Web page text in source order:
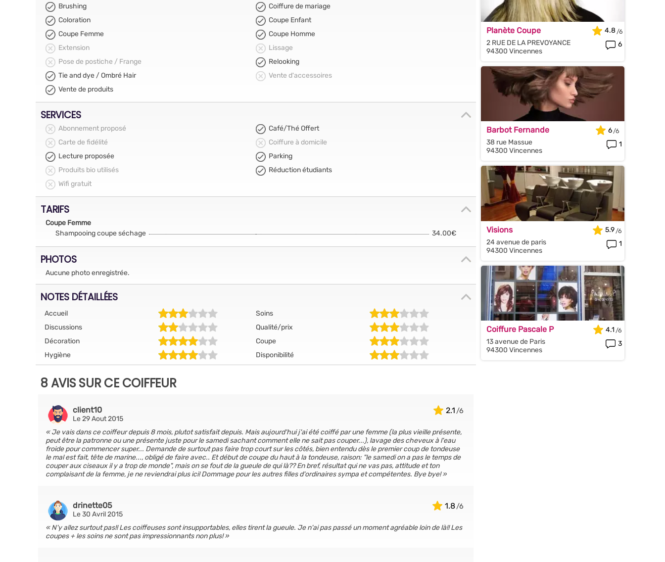
Brushing
Coiffure de mariage
Coloration
Coupe Enfant
Coupe Femme
Coupe Homme
Extension
Lissage
Pose de postiche / Frange
Relooking
Tie and dye / Ombré Hair
Vente d'accessoires
Vente de produits
SERVICES
Abonnement proposé
Café/Thé Offert
Carte de fidélité
Coiffure à domicile
Lecture proposée
Parking
Produits bio utilisés
Réduction étudiants
Wifi gratuit
TARIFS
Coupe Femme
Shampooing coupe séchage
34.00€
PHOTOS
Aucune photo enregistrée.
NOTES DÉTAILLÉES
Accueil
Soins
Discussions
Qualité/prix
Décoration
Coupe
Hygiène
Disponibilité
8 AVIS SUR CE COIFFEUR
2.1
client10
Le 29 Aout 2015
Je vais dans ce coiffeur depuis 8 mois, plutot satisfait depuis. Mais aujourd'hui j'ai été coiffé par une femme (la plus vieille présente,
peut être la patronne ou une présente juste pour le samedi sachant comment elle ne sait pas couper...), lavage des cheveux à l'eau
froide pour commencer super... Demande de surtout pas faire trop court sur les côtés, bien entendu dès le premier coup de tondeuse
le mal est fait, tête de marine..., obligé de faire avec.. Et début de coupe du haut à la tondeuse, raison: "le samedi on a pas le temps de
couper aux ciseaux il y a trop de monde", mais on se fout de la gueule de qui là?? En bref, résultat qui ne vas pas, attitude et ton
complaisant de la femme, je ne reviendrai plus ici! Dommage pour les autres filles d'ordinaires sympa et compétentes. Bye bye!
1.8
drinette05
Le 30 Avril 2015
N'y allez surtout pas!! Les coiffeuses sont insupportables, elles tirent la gueule. Je n'ai pas passé un moment agréable loin de là!! Les
coupes + les soins ne sont pas impressionnants non plus!
Planète Coupe
2 RUE DE LA PREVOYANCE
94300 Vincennes
4.8
6
Barbot Fernande
38 rue Massue
94300 Vincennes
6
1
Visions
24 avenue de paris
94300 Vincennes
5.9
1
Coiffure Pascale P
13 avenue de Paris
94300 Vincennes
4.1
3